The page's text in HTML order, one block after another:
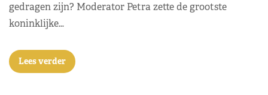
gedragen zijn? Moderator Petra zette de grootste
koninklijke…
Lees verder